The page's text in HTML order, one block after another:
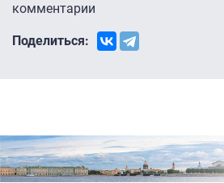
комментарии
Поделиться: